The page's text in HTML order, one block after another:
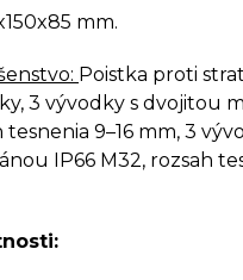
mm.
Poistka proti
3 vývodky s dvojitou
tesnenia 9–16 mm, 3
IP66 M32, rozsah